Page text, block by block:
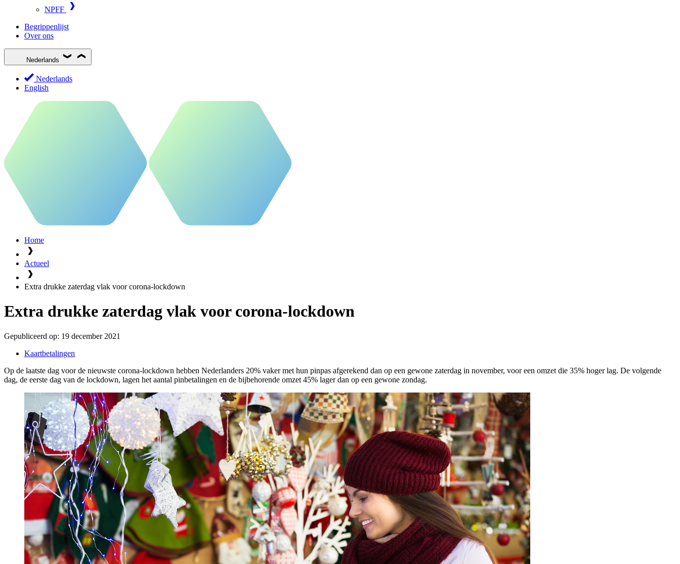
NPFF
Begrippenlijst
Over ons
Nederlands
Nederlands
English
Home
Actueel
Extra drukke zaterdag vlak voor corona-lockdown
Extra drukke zaterdag vlak voor corona-lockdown
Gepubliceerd op: 19 december 2021
Kaartbetalingen
Op de laatste dag voor de nieuwste corona-lockdown hebben Nederlanders 20% vaker met hun pinpas afgerekend dan op een gewone zaterdag in november, voor een omzet die 35% hoger lag. De volgende
dag, de eerste dag van de lockdown, lagen het aantal pinbetalingen en de bijbehorende omzet 45% lager dan op een gewone zondag.